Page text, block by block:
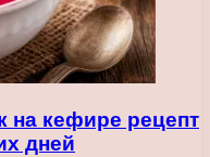
на кефире рецепт
дней